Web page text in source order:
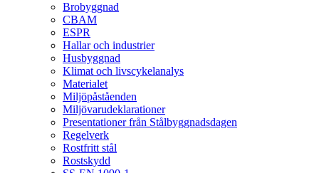
Brobyggnad
CBAM
ESPR
Hallar och industrier
Husbyggnad
Klimat och livscykelanalys
Materialet
Miljöpåståenden
Miljövarudeklarationer
Presentationer från Stålbyggnadsdagen
Regelverk
Rostfritt stål
Rostskydd